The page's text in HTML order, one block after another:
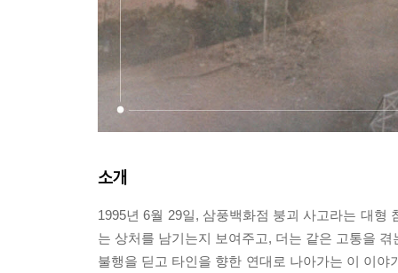
소개
1995년 6월 29일, 삼풍백화점 붕괴 사고라는 대
는 상처를 남기는지 보여주고, 더는 같은 고통을
불행을 딛고 타인을 향한 연대로 나아가는 이 이야